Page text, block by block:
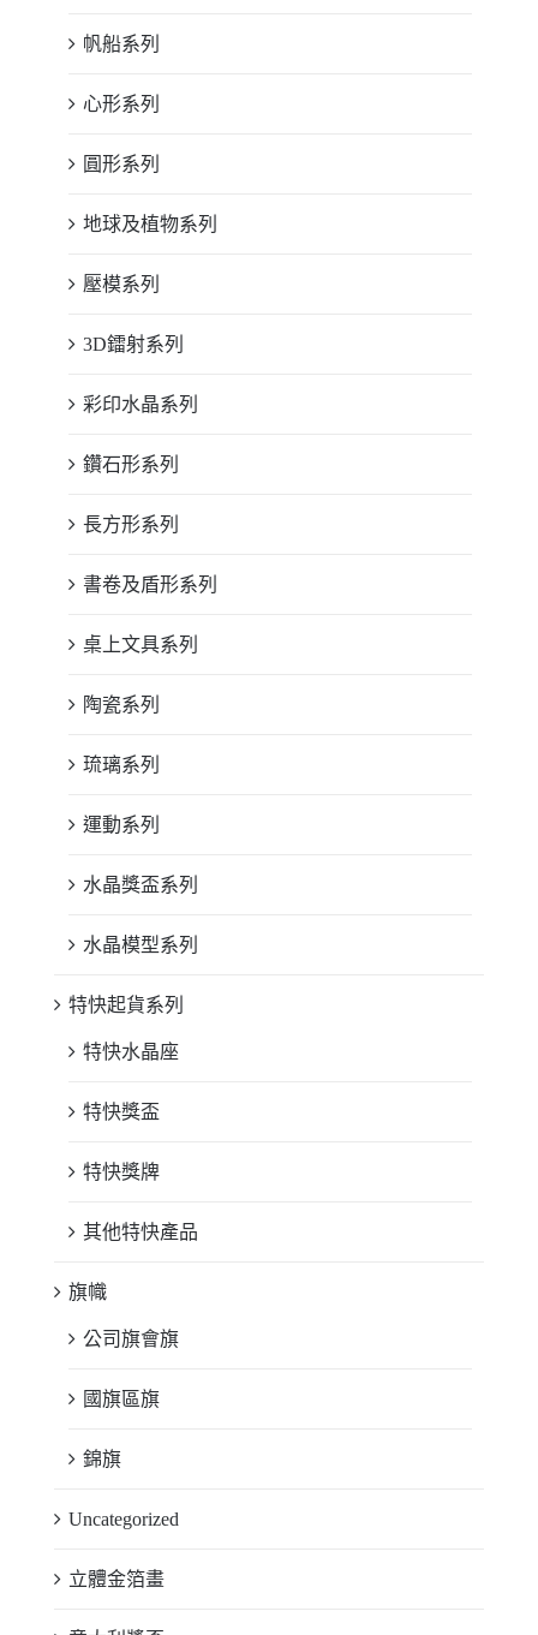
帆船系列
心形系列
圓形系列
地球及植物系列
壓模系列
3D鐳射系列
彩印水晶系列
鑽石形系列
長方形系列
書卷及盾形系列
桌上文具系列
陶瓷系列
琉璃系列
運動系列
水晶獎盃系列
水晶模型系列
特快起貨系列
特快水晶座
特快獎盃
特快獎牌
其他特快產品
旗幟
公司旗會旗
國旗區旗
錦旗
Uncategorized
立體金箔畫